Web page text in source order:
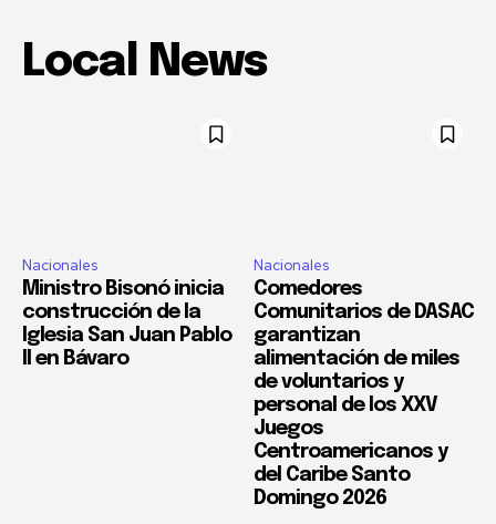
Local News
Nacionales
Ministro Bisonó inicia
construcción de la
Iglesia San Juan Pablo
II en Bávaro
Nacionales
Comedores
Comunitarios de DASAC
garantizan
alimentación de miles
de voluntarios y
personal de los XXV
Juegos
Centroamericanos y
del Caribe Santo
Domingo 2026